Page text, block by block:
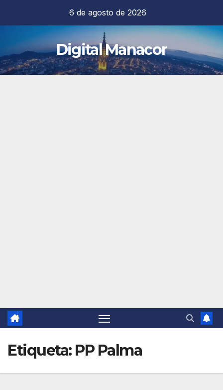
contenido
6 de agosto de 2026
Digital Manacor
Etiqueta: PP Palma